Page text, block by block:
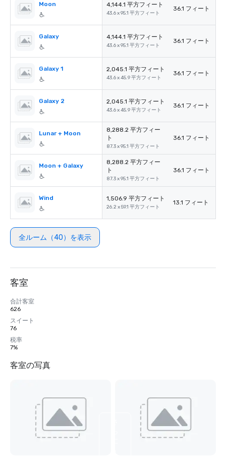
Moon 4,144.1 平方フィート
43.6 x 95.1 平方フィート
36.1 フィート
Galaxy 4,144.1 平方フィート
43.6 x 95.1 平方フィート
36.1 フィート
Galaxy 1 2,045.1 平方フィート
43.6 x 45.9 平方フィート
36.1 フィート
Galaxy 2 2,045.1 平方フィート
43.6 x 45.9 平方フィート
36.1 フィート
Lunar + Moon
8,288.2 平方フィー
ト
87.3 x 95.1 平方フィート
36.1 フィート
Moon + Galaxy
8,288.2 平方フィー
ト
87.3 x 95.1 平方フィート
36.1 フィート
Wind 1,506.9 平方フィート
26.2 x 59.1 平方フィート
13.1 フィート
全ルーム（40）を表示
客室
合計客室
626
スイート
76
税率
7%
客室の写真